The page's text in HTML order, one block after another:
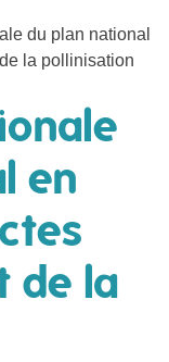
du plan national
la pollinisation
en
de la